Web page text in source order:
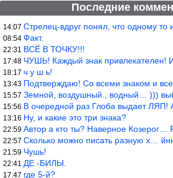
Последние
14:07 Стрелец-вдруг понял, что одному то
08:54 Факт.
22:31 ВСЁ В ТОЧКУ!!!
17:48 ЧУШЬ! Каждый знак привлекателен! И среди
18:17 ч у ш ь!
13:43 Подтверждаю! Со всеми знаком и
15:57 Земной, воздушный., водный… )))
15:56 В очередной раз Глоба выдает ЛЯП! А
13:16 Ну, и какие это три знака?
22:59 Автор а кто ты? Наверное Козерог…
22:57 Сколько можно писать разную х… йню?
21:59 Чушь!
22:41 ДЕ -БИЛЫ.
17:47 где 5-й?